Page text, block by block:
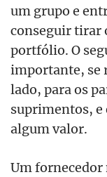
um grupo e
conseguir tirar
portfólio. O
importante, se
lado, para os
suprimentos, e
algum valor.
Um fornecedor